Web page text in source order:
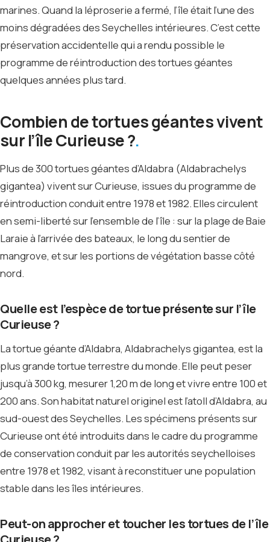
marines. Quand la léproserie a fermé, l’île était l’une des
moins dégradées des Seychelles intérieures. C’est cette
préservation accidentelle qui a rendu possible le
programme de réintroduction des tortues géantes
quelques années plus tard.
Combien de tortues géantes vivent
sur l’île Curieuse ?
Plus de 300 tortues géantes d’Aldabra (Aldabrachelys
gigantea) vivent sur Curieuse, issues du programme de
réintroduction conduit entre 1978 et 1982. Elles circulent
en semi-liberté sur l’ensemble de l’île : sur la plage de Baie
Laraie à l’arrivée des bateaux, le long du sentier de
mangrove, et sur les portions de végétation basse côté
nord.
Quelle est l’espèce de tortue présente sur l’île
Curieuse ?
La tortue géante d’Aldabra, Aldabrachelys gigantea, est la
plus grande tortue terrestre du monde. Elle peut peser
jusqu’à 300 kg, mesurer 1,20 m de long et vivre entre 100 et
200 ans. Son habitat naturel originel est l’atoll d’Aldabra, au
sud-ouest des Seychelles. Les spécimens présents sur
Curieuse ont été introduits dans le cadre du programme
de conservation conduit par les autorités seychelloises
entre 1978 et 1982, visant à reconstituer une population
stable dans les îles intérieures.
Peut-on approcher et toucher les tortues de l’île